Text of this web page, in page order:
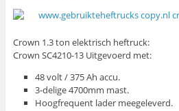
Crown 1.3 ton elektrisch heftruck:
Crown SC4210-13 Uitgevoerd met:
48 volt / 375 Ah accu.
3-delige 4700mm mast.
Hoogfrequent lader meegeleverd.